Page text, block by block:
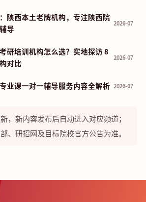
陕西本土老牌机构，专注陕西院
导
2026-07
研培训机构怎么选？实地探访 8
对比
2026-07
业课一对一辅导服务内容全解析 2026-07
，新内容发布后自动进入对应频道；
、研招网及目标院校官方公告为准。